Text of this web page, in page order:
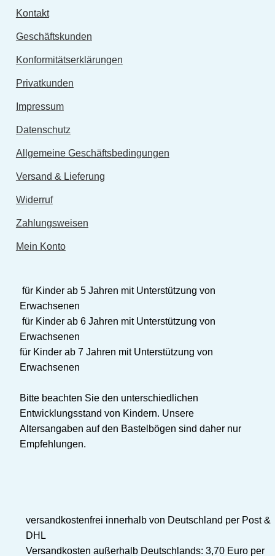
Kontakt
Geschäftskunden
Konformitätserklärungen
Privatkunden
Impressum
Datenschutz
Allgemeine Geschäftsbedingungen
Versand & Lieferung
Widerruf
Zahlungsweisen
Mein Konto
für Kinder ab 5 Jahren mit Unterstützung von
Erwachsenen
für Kinder ab 6 Jahren mit Unterstützung von
Erwachsenen
für Kinder ab 7 Jahren mit Unterstützung von
Erwachsenen
Bitte beachten Sie den unterschiedlichen
Entwicklungsstand von Kindern. Unsere
Altersangaben auf den Bastelbögen sind daher nur
Empfehlungen.
versandkostenfrei innerhalb von Deutschland per Post &
DHL
Versandkosten außerhalb Deutschlands: 3,70 Euro per